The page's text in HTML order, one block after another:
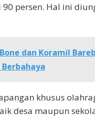
persen. Hal ini
dan Koramil
khusus
desa maupun